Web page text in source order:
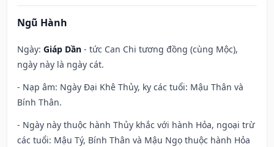
Ngũ Hành
Ngày: Giáp Dần - tức Can Chi tương đồng (cùng Mộc),
ngày này là ngày cát.
- Nạp âm: Ngày Đại Khê Thủy, kỵ các tuổi: Mậu Thân và
Bính Thân.
- Ngày này thuộc hành Thủy khắc với hành Hỏa, ngoại trừ
các tuổi: Mậu Tý, Bính Thân và Mậu Ngọ thuộc hành Hỏa